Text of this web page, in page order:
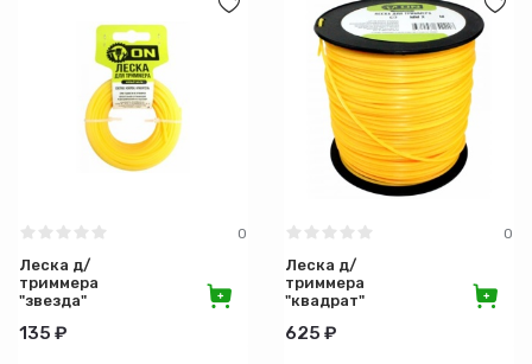
0
Леска д/
триммера
"звезда"
15-01-107
135 ₽
0
Леска д/
триммера
"квадрат"
110м 15-
625 ₽